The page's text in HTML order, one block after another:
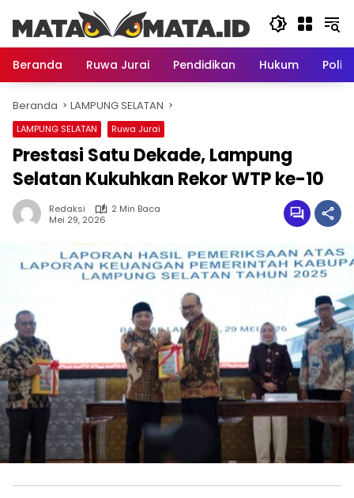
konten
Beranda
Ruwa Jurai Pendidikan Hukum
Beranda LAMPUNG SELATAN
LAMPUNG SELATAN Ruwa Jurai
Prestasi Satu Dekade, Lampung
Selatan Kukuhkan Rekor WTP ke-10
Redaksi
2 Min Baca
Mei 29, 2026